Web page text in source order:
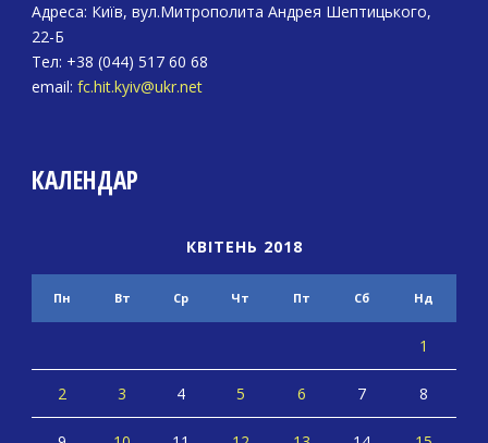
Адреса: Київ, вул.Митрополита Андрея Шептицького,
22-Б
Тел: +38 (044) 517 60 68
email: fc.hit.kyiv@ukr.net
КАЛЕНДАР
КВІТЕНЬ 2018
Пн Вт Ср Чт Пт Сб Нд
1
2 3 4 5 6 7 8